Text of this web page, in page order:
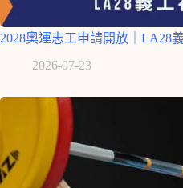
2028奧運志工申請開放｜LA28
2026-07-23